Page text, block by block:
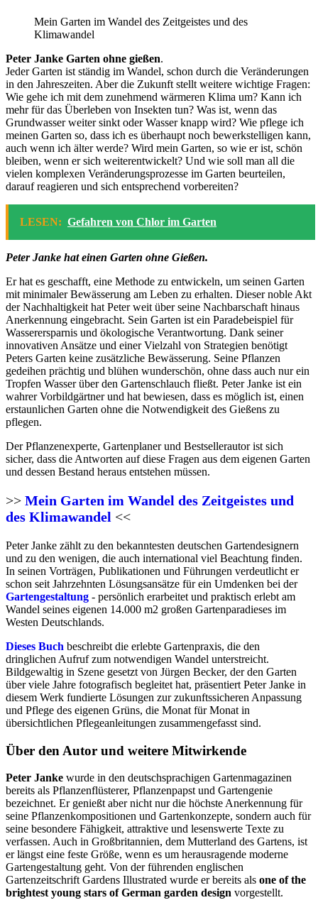
Mein Garten im Wandel des Zeitgeistes und des
Klimawandel
Peter Janke Garten ohne gießen.
Jeder Garten ist ständig im Wandel, schon durch die Veränderungen
in den Jahreszeiten. Aber die Zukunft stellt weitere wichtige Fragen:
Wie gehe ich mit dem zunehmend wärmeren Klima um? Kann ich
mehr für das Überleben von Insekten tun? Was ist, wenn das
Grundwasser weiter sinkt oder Wasser knapp wird? Wie pflege ich
meinen Garten so, dass ich es überhaupt noch bewerkstelligen kann,
auch wenn ich älter werde? Wird mein Garten, so wie er ist, schön
bleiben, wenn er sich weiterentwickelt? Und wie soll man all die
vielen komplexen Veränderungsprozesse im Garten beurteilen,
darauf reagieren und sich entsprechend vorbereiten?
LESEN: Gefahren von Chlor im Garten
Peter Janke hat einen Garten ohne Gießen.
Er hat es geschafft, eine Methode zu entwickeln, um seinen Garten
mit minimaler Bewässerung am Leben zu erhalten. Dieser noble Akt
der Nachhaltigkeit hat Peter weit über seine Nachbarschaft hinaus
Anerkennung eingebracht. Sein Garten ist ein Paradebeispiel für
Wasserersparnis und ökologische Verantwortung. Dank seiner
innovativen Ansätze und einer Vielzahl von Strategien benötigt
Peters Garten keine zusätzliche Bewässerung. Seine Pflanzen
gedeihen prächtig und blühen wunderschön, ohne dass auch nur ein
Tropfen Wasser über den Gartenschlauch fließt. Peter Janke ist ein
wahrer Vorbildgärtner und hat bewiesen, dass es möglich ist, einen
erstaunlichen Garten ohne die Notwendigkeit des Gießens zu
pflegen.
Der Pflanzenexperte, Gartenplaner und Bestsellerautor ist sich
sicher, dass die Antworten auf diese Fragen aus dem eigenen Garten
und dessen Bestand heraus entstehen müssen.
>> Mein Garten im Wandel des Zeitgeistes und
des Klimawandel <<
Peter Janke zählt zu den bekanntesten deutschen Gartendesignern
und zu den wenigen, die auch international viel Beachtung finden.
In seinen Vorträgen, Publikationen und Führungen verdeutlicht er
schon seit Jahrzehnten Lösungsansätze für ein Umdenken bei der
Gartengestaltung - persönlich erarbeitet und praktisch erlebt am
Wandel seines eigenen 14.000 m2 großen Gartenparadieses im
Westen Deutschlands.
Dieses Buch beschreibt die erlebte Gartenpraxis, die den
dringlichen Aufruf zum notwendigen Wandel unterstreicht.
Bildgewaltig in Szene gesetzt von Jürgen Becker, der den Garten
über viele Jahre fotografisch begleitet hat, präsentiert Peter Janke in
diesem Werk fundierte Lösungen zur zukunftssicheren Anpassung
und Pflege des eigenen Grüns, die Monat für Monat in
übersichtlichen Pflegeanleitungen zusammengefasst sind.
Über den Autor und weitere Mitwirkende
Peter Janke wurde in den deutschsprachigen Gartenmagazinen
bereits als Pflanzenflüsterer, Pflanzenpapst und Gartengenie
bezeichnet. Er genießt aber nicht nur die höchste Anerkennung für
seine Pflanzenkompositionen und Gartenkonzepte, sondern auch für
seine besondere Fähigkeit, attraktive und lesenswerte Texte zu
verfassen. Auch in Großbritannien, dem Mutterland des Gartens, ist
er längst eine feste Größe, wenn es um herausragende moderne
Gartengestaltung geht. Von der führenden englischen
Gartenzeitschrift Gardens Illustrated wurde er bereits als one of the
brightest young stars of German garden design vorgestellt.